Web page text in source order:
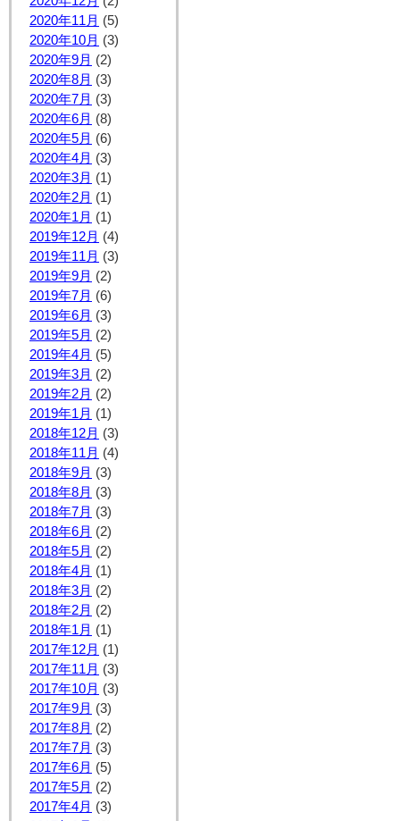
2020年11月 (5)
2020年10月 (3)
2020年9月 (2)
2020年8月 (3)
2020年7月 (3)
2020年6月 (8)
2020年5月 (6)
2020年4月 (3)
2020年3月 (1)
2020年2月 (1)
2020年1月 (1)
2019年12月 (4)
2019年11月 (3)
2019年9月 (2)
2019年7月 (6)
2019年6月 (3)
2019年5月 (2)
2019年4月 (5)
2019年3月 (2)
2019年2月 (2)
2019年1月 (1)
2018年12月 (3)
2018年11月 (4)
2018年9月 (3)
2018年8月 (3)
2018年7月 (3)
2018年6月 (2)
2018年5月 (2)
2018年4月 (1)
2018年3月 (2)
2018年2月 (2)
2018年1月 (1)
2017年12月 (1)
2017年11月 (3)
2017年10月 (3)
2017年9月 (3)
2017年8月 (2)
2017年7月 (3)
2017年6月 (5)
2017年5月 (2)
2017年4月 (3)